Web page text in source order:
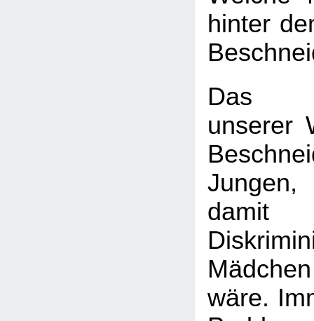
hinter
Das
unserer
wäre.